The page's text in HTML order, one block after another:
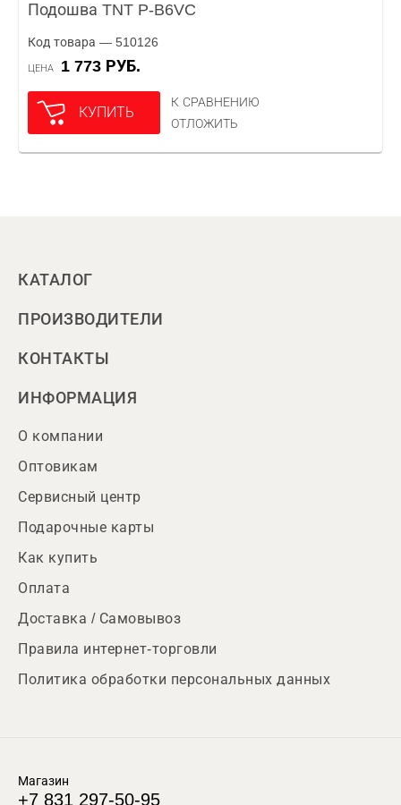
Подошва TNT P-B6VC
Код товара — 510126
ЦЕНА 1 773 РУБ.
КУПИТЬ
К СРАВНЕНИЮ
ОТЛОЖИТЬ
КАТАЛОГ
ПРОИЗВОДИТЕЛИ
КОНТАКТЫ
ИНФОРМАЦИЯ
О компании
Оптовикам
Сервисный центр
Подарочные карты
Как купить
Оплата
Доставка / Самовывоз
Правила интернет-торговли
Политика обработки персональных данных
Магазин
+7 831 297-50-95